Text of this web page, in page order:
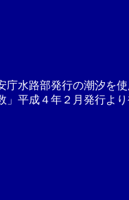
水路部発行の潮汐を使
平成４年２月発行より